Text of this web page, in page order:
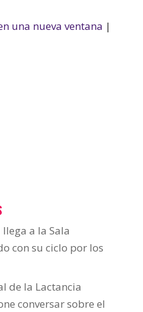
una nueva ventana |
a la Sala
con su ciclo por los
de la Lactancia
conversar sobre el